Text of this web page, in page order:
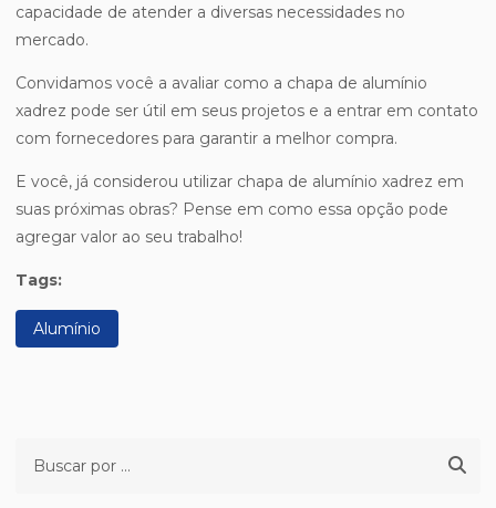
capacidade de atender a diversas necessidades no
mercado.
Convidamos você a avaliar como a chapa de alumínio
xadrez pode ser útil em seus projetos e a entrar em contato
com fornecedores para garantir a melhor compra.
E você, já considerou utilizar chapa de alumínio xadrez em
suas próximas obras? Pense em como essa opção pode
agregar valor ao seu trabalho!
Tags:
Alumínio